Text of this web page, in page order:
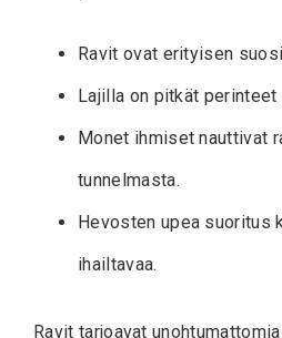
Ravit ovat erityisen
Lajilla on pitkät perinteet
Monet ihmiset nauttivat
tunnelmasta.
Hevosten upea suoritus
ihailtavaa.
Ravit tarjoavat